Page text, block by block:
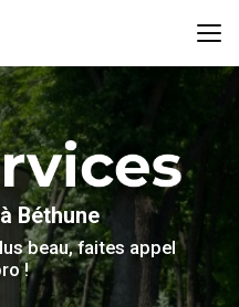
Béthune
beau, faites appel
!